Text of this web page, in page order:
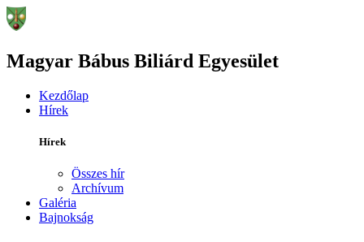
Magyar Bábus Biliárd Egyesület
Kezdőlap
Hírek
Hírek
Összes hír
Archívum
Galéria
Bajnokság